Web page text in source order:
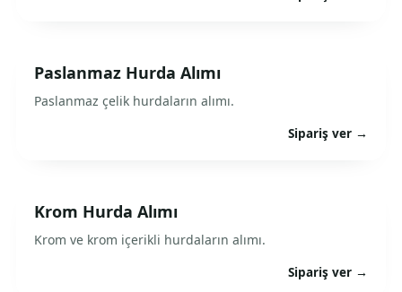
Paslanmaz Hurda Alımı
Paslanmaz çelik hurdaların alımı.
Sipariş ver →
Krom Hurda Alımı
Krom ve krom içerikli hurdaların alımı.
Sipariş ver →